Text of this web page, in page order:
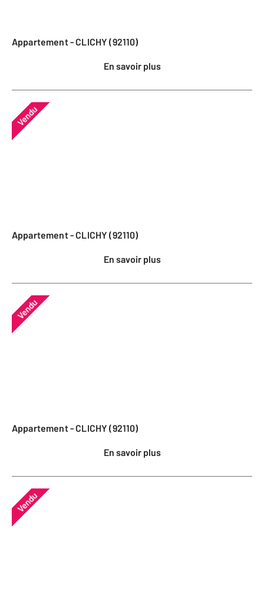
Appartement - CLICHY (92110)
En savoir plus
Vendu
Appartement - CLICHY (92110)
En savoir plus
Vendu
Appartement - CLICHY (92110)
En savoir plus
Vendu